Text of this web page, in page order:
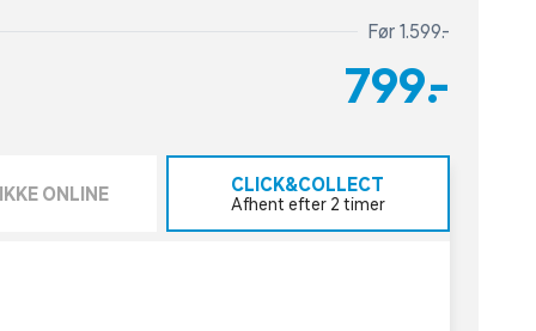
Før 1.599,-
799,-
ONLINE CLICK&COLLECT
Afhent efter 2 timer